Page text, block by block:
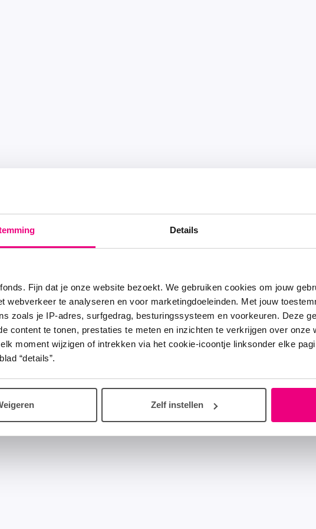
Details
Fijn dat je onze website bezoekt. We gebruiken cookies om jouw
webverkeer te analyseren en voor marketingdoeleinden. Met jouw
zoals je IP-adres, surfgedrag, besturingssysteem en voorkeuren. Deze
content te tonen, prestaties te meten en inzichten te verkrijgen over onze
moment wijzigen of intrekken via het cookie-icoontje linksonder elke
“details”.
Zelf instellen